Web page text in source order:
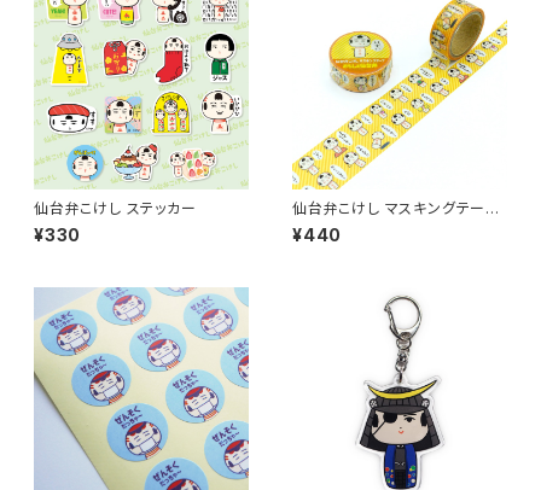
仙台弁こけし ステッカー
¥330
仙台弁こけし マスキングテープ
（おもしぇ仙台弁）
¥440